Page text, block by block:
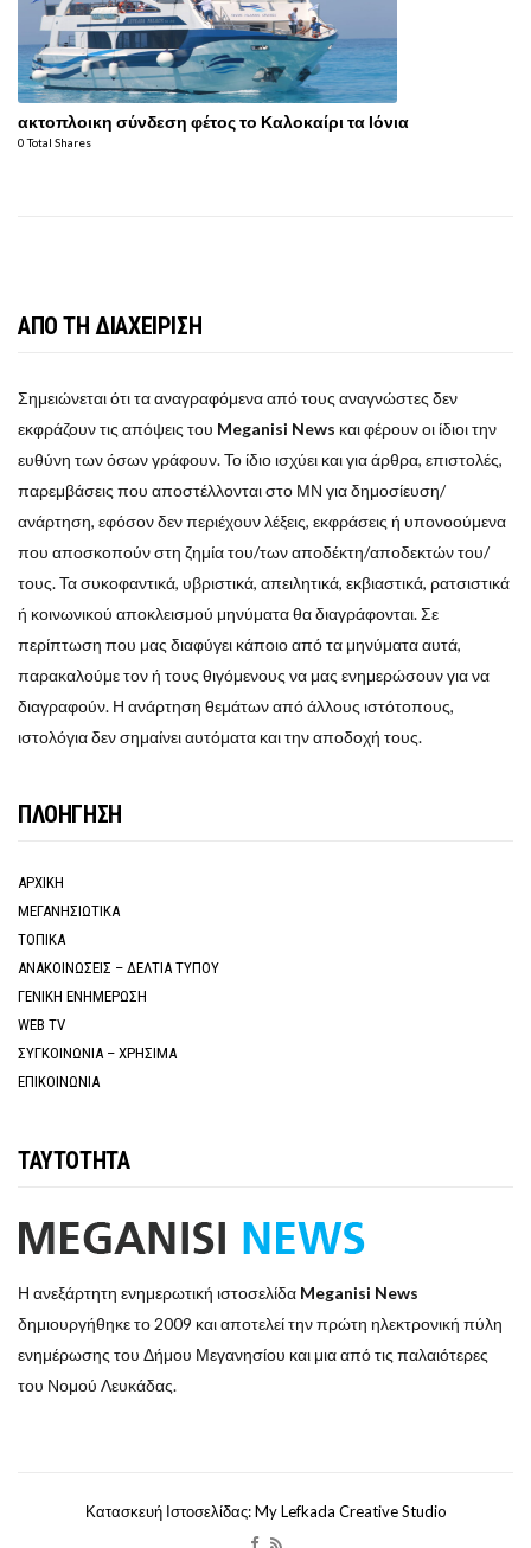
ακτοπλοικη σύνδεση φέτος το Καλοκαίρι τα Ιόνια
0 Total Shares
ΑΠΟ ΤΗ ΔΙΑΧΕΙΡΙΣΗ
Σημειώνεται ότι τα αναγραφόμενα από τους αναγνώστες δεν
εκφράζουν τις απόψεις του Meganisi News και φέρουν οι ίδιοι την
ευθύνη των όσων γράφουν. Το ίδιο ισχύει και για άρθρα, επιστολές,
παρεμβάσεις που αποστέλλονται στο ΜΝ για δημοσίευση/
ανάρτηση, εφόσον δεν περιέχουν λέξεις, εκφράσεις ή υπονοούμενα
που αποσκοπούν στη ζημία του/των αποδέκτη/αποδεκτών του/
τους. Τα συκοφαντικά, υβριστικά, απειλητικά, εκβιαστικά, ρατσιστικά
ή κοινωνικού αποκλεισμού μηνύματα θα διαγράφονται. Σε
περίπτωση που μας διαφύγει κάποιο από τα μηνύματα αυτά,
παρακαλούμε τον ή τους θιγόμενους να μας ενημερώσουν για να
διαγραφούν. Η ανάρτηση θεμάτων από άλλους ιστότοπους,
ιστολόγια δεν σημαίνει αυτόματα και την αποδοχή τους.
ΠΛΟΗΓΗΣΗ
ΑΡΧΙΚΗ
ΜΕΓΑΝΗΣΙΩΤΙΚΑ
ΤΟΠΙΚΑ
ΑΝΑΚΟΙΝΩΣΕΙΣ – ΔΕΛΤΙΑ ΤΥΠΟΥ
ΓΕΝΙΚΗ ΕΝΗΜΕΡΩΣΗ
WEB TV
ΣΥΓΚΟΙΝΩΝΙΑ – ΧΡΗΣΙΜΑ
ΕΠΙΚΟΙΝΩΝΙΑ
ΤΑΥΤΟΤΗΤΑ
Η ανεξάρτητη ενημερωτική ιστοσελίδα Meganisi News
δημιουργήθηκε το 2009 και αποτελεί την πρώτη ηλεκτρονική πύλη
ενημέρωσης του Δήμου Μεγανησίου και μια από τις παλαιότερες
του Νομού Λευκάδας.
Κατασκευή Ιστοσελίδας: My Lefkada Creative Studio